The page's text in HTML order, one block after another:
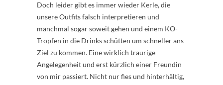
Doch leider gibt es immer wieder Kerle, die
unsere Outfits falsch interpretieren und
manchmal sogar soweit gehen und einem KO-
Tropfen in die Drinks schütten um schneller ans
Ziel zu kommen. Eine wirklich traurige
Angelegenheit und erst kürzlich einer Freundin
von mir passiert. Nicht nur fies und hinterhältig,